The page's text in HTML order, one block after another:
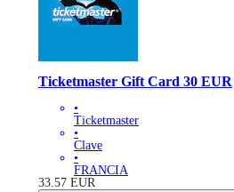
Ticketmaster Gift Card 30 EUR
•
Ticketmaster
•
Clave
•
FRANCIA
33.57 EUR